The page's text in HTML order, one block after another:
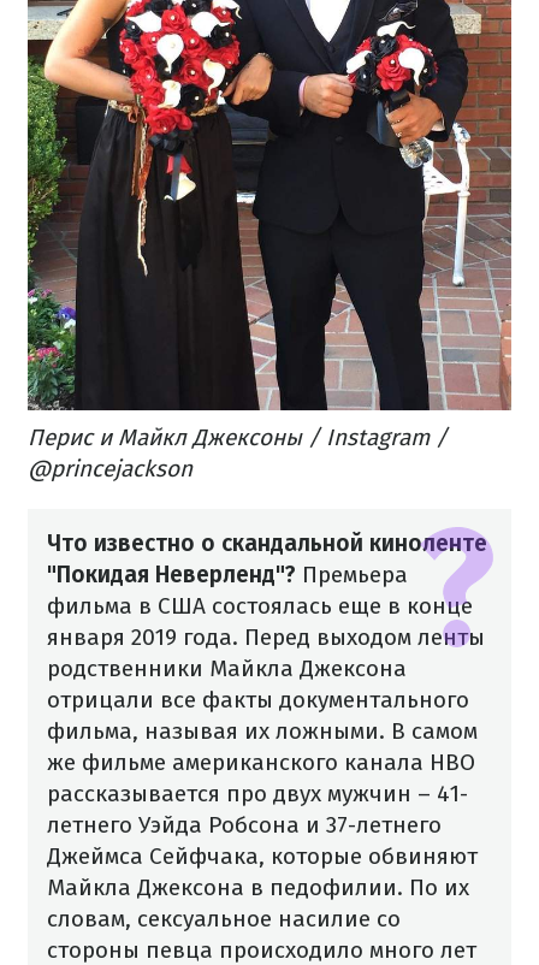
Перис и Майкл Джексоны / Instagram /
@princejackson
Что известно о скандальной киноленте
"Покидая Неверленд"? Премьера
фильма в США состоялась еще в конце
января 2019 года. Перед выходом ленты
родственники Майкла Джексона
отрицали все факты документального
фильма, называя их ложными. В самом
же фильме американского канала HBO
рассказывается про двух мужчин – 41-
летнего Уэйда Робсона и 37-летнего
Джеймса Сейфчака, которые обвиняют
Майкла Джексона в педофилии. По их
словам, сексуальное насилие со
стороны певца происходило много лет